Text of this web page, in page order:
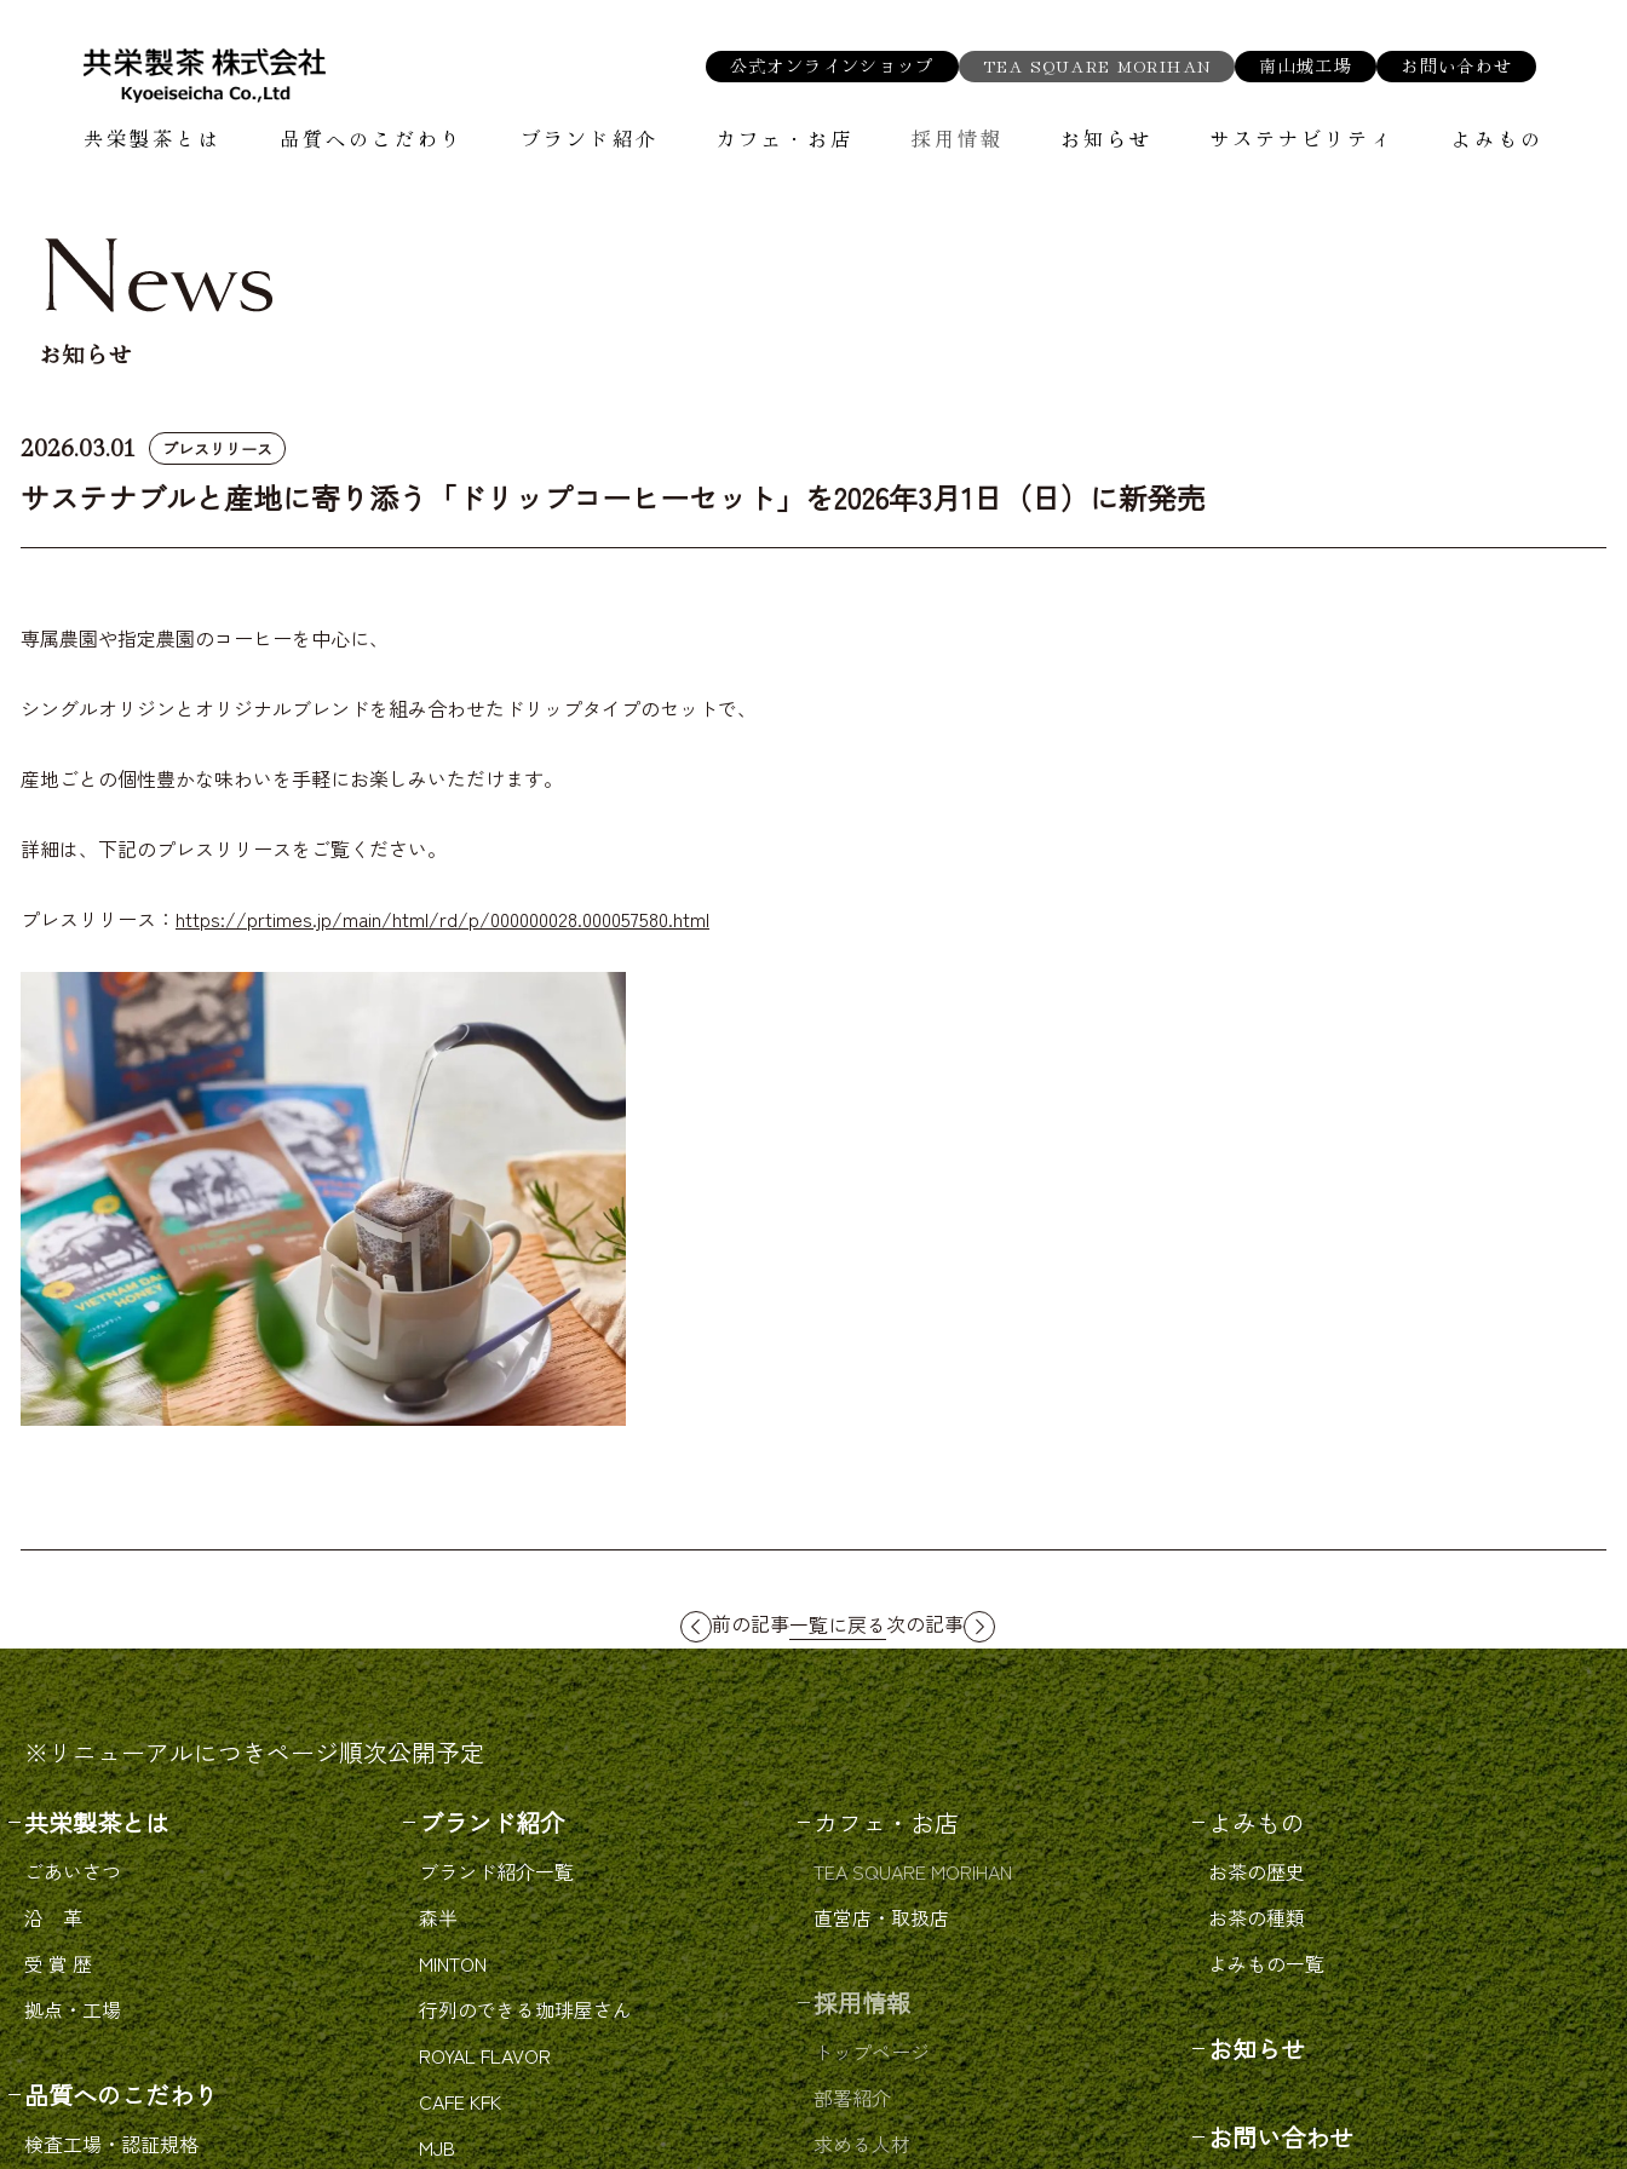
公式オンラインショップ TEA SQUARE MORIHAN 南山城工場 お問い合わせ
共栄製茶とは 品質へのこだわり ブランド紹介 カフェ・お店 採用情報 お知らせ サステナビリティ よみもの
お知らせ
2026.03.01 プレスリリース
サステナブルと産地に寄り添う「ドリップコーヒーセット」を2026年3月1日（日）に新発売
専属農園や指定農園のコーヒーを中心に、
シングルオリジンとオリジナルブレンドを組み合わせたドリップタイプのセットで、
産地ごとの個性豊かな味わいを手軽にお楽しみいただけます。
詳細は、下記のプレスリリースをご覧ください。
プレスリリース： https://prtimes.jp/main/html/rd/p/000000028.000057580.html
前の記事一覧に戻る次の記事
※リニューアルにつきページ順次公開予定
共栄製茶とは
ごあいさつ
沿 革
受 賞 歴
拠点・工場
品質へのこだわり
検査工場・認証規格
ブランド紹介
ブランド紹介一覧
森半
MINTON
行列のできる珈琲屋さん
ROYAL FLAVOR
CAFE KFK
MJB
カフェ・お店
TEA SQUARE MORIHAN
直営店・取扱店
採用情報
トップページ
部署紹介
求める人材
よみもの
お茶の歴史
お茶の種類
よみもの一覧
お知らせ
お問い合わせ